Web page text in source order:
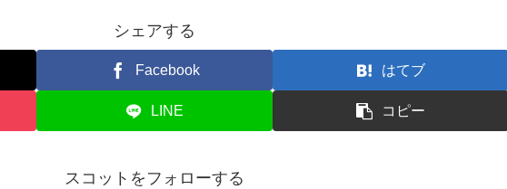
シェアする
Facebook はてブ
LINE コピー
スコットをフォローする